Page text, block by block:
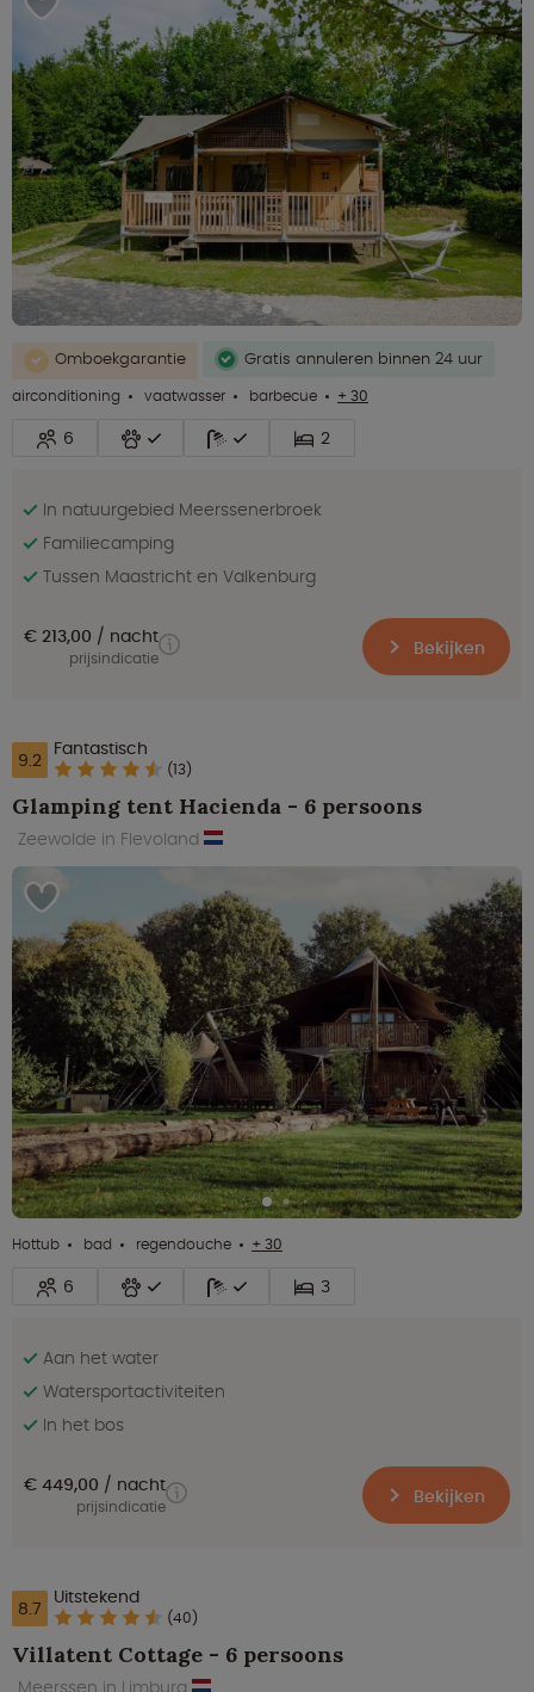
Omboekgarantie
Gratis annuleren binnen 24 uur
airconditioning
vaatwasser barbecue + 30
6 2
In natuurgebied Meerssenerbroek
Familiecamping
Tussen Maastricht en Valkenburg
€ 213,00 nacht
prijsindicatie Bekijken
9.2 Fantastisch
(13)
Glamping tent Hacienda - 6 persoons
Zeewolde in Flevoland
Hottub bad regendouche + 30
6 3
Aan het water
Watersportactiviteiten
In het bos
€ 449,00 nacht
prijsindicatie Bekijken
8.7 Uitstekend
(40)
Villatent Cottage - 6 persoons
Meerssen in Limburg